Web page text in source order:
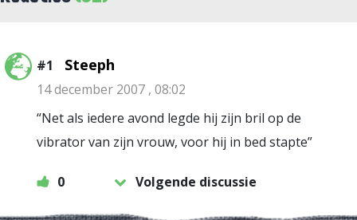
#1 Steeph
14 december 2007 , 08:02
“Net als iedere avond legde hij zijn bril op de
vibrator van zijn vrouw, voor hij in bed stapte”
0 Volgende discussie